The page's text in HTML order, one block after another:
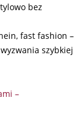
bez
fast fashion –
szybkiej
–